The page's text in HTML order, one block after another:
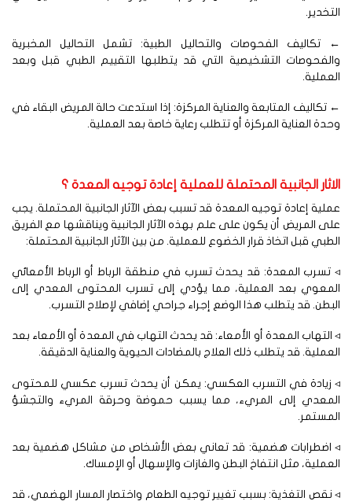
تكاليف الفحوصات والتحاليل الطبية: تشمل التحاليل المخبرية
التشخيصية التي قد يتطلبها التقييم الطبي قبل وبعد
تكاليف المتابعة والعناية المركزة: إذا استدعت حالة المريض البقاء في
العناية المركزة أو تتطلب رعاية خاصة بعد العملية.
الجانبية المحتملة للعملية إعادة توجيه المعدة ؟
إعادة توجيه المعدة قد تسبب بعض الآثار الجانبية المحتملة. يجب
المريض أن يكون على علم بهذه الآثار الجانبية ويناقشها مع الفريق
قبل اتخاذ قرار الخضوع للعملية. من بين الآثار الجانبية المحتملة:
تسرب المعدة: قد يحدث تسرب في منطقة الرباط أو الرباط الأمعائي
بعد العملية، مما يؤدي إلى تسرب المحتوى المعدي إلى
قد يتطلب هذا الوضع إجراء جراحي إضافي لإصلاح التسرب.
التهاب المعدة أو الأمعاء: قد يحدث التهاب في المعدة أو الأمعاء بعد
قد يتطلب ذلك العلاج بالمضادات الحيوية والعناية الدقيقة.
زيادة في التسرب العكسي: يمكن أن يحدث تسرب عكسي للمحتوى
إلى المريء، مما يسبب حموضة وحرقة المريء والتجشؤ
اضطرابات هضمية: قد تعاني بعض الأشخاص من مشاكل هضمية بعد
مثل انتفاخ البطن والغازات والإسهال أو الإمساك.
نقص التغذية: بسبب تغيير توجيه الطعام واختصار المسار الهضمي، قد